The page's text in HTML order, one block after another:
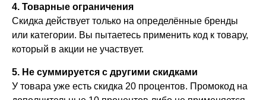
4. Товарные ограничения
Скидка действует только на определённые бренды
или категории. Вы пытаетесь применить код к товару,
который в акции не участвует.
5. Не суммируется с другими скидками
У товара уже есть скидка 20 процентов. Промокод на